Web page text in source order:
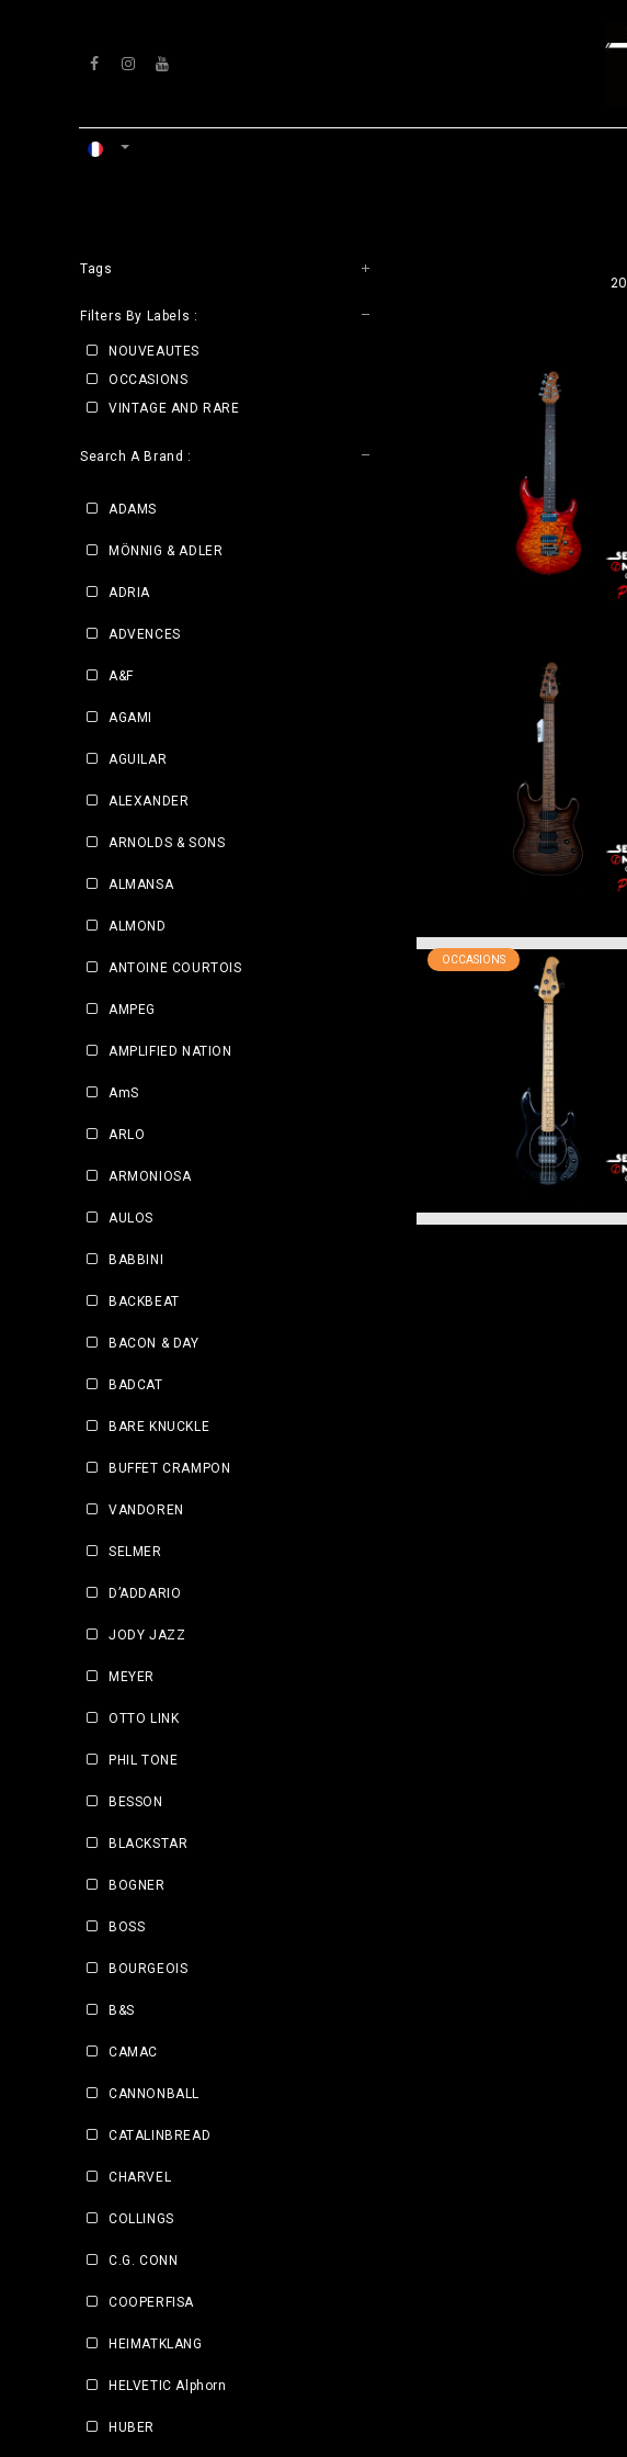
Tags
Filters By Labels :
NOUVEAUTES
OCCASIONS
VINTAGE AND RARE
Search A Brand :
ADAMS
MÖNNIG & ADLER
ADRIA
ADVENCES
A&F
AGAMI
AGUILAR
ALEXANDER
ARNOLDS & SONS
ALMANSA
ALMOND
ANTOINE COURTOIS
AMPEG
AMPLIFIED NATION
AmS
ARLO
ARMONIOSA
AULOS
BABBINI
BACKBEAT
BACON & DAY
BADCAT
BARE KNUCKLE
BUFFET CRAMPON
VANDOREN
SELMER
D’ADDARIO
JODY JAZZ
MEYER
OTTO LINK
PHIL TONE
BESSON
BLACKSTAR
BOGNER
BOSS
BOURGEOIS
B&S
CAMAC
CANNONBALL
CATALINBREAD
CHARVEL
COLLINGS
C.G. CONN
COOPERFISA
HEIMATKLANG
HELVETIC Alphorn
HUBER
20
OCCASIONS